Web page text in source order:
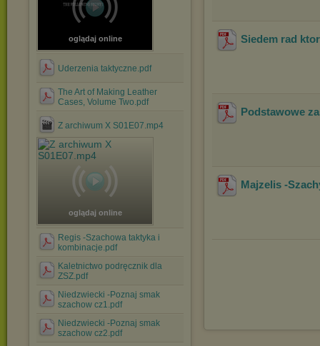
oglądaj online
Uderzenia taktyczne.pdf
The Art of Making Leather
Cases, Volume Two.pdf
Z archiwum X S01E07.mp4
oglądaj online
Regis -Szachowa taktyka i
kombinacje.pdf
Kaletnictwo podręcznik dla
ZSZ.pdf
Niedzwiecki -Poznaj smak
szachow cz1.pdf
Niedzwiecki -Poznaj smak
szachow cz2.pdf
Siedem rad
Podstawowe
Majzelis -